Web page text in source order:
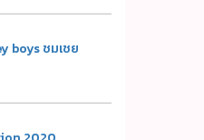
boys ชมเชย